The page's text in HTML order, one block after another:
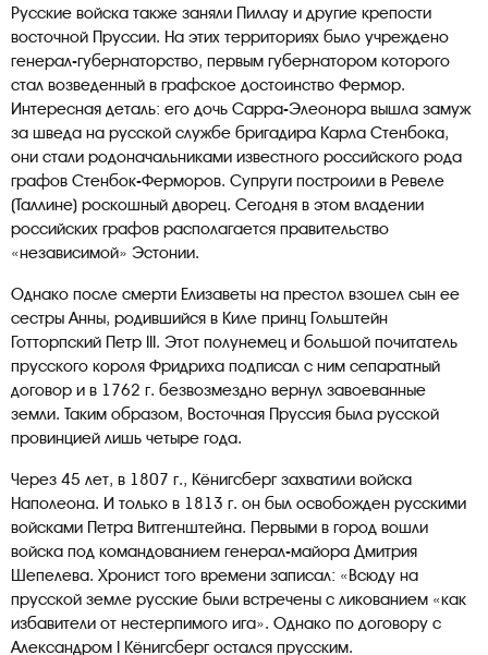
Русские войска также заняли Пиллау и другие крепости
восточной Пруссии. На этих территориях было учреждено
генерал-губернаторство, первым губернатором которого
стал возведенный в графское достоинство Фермор.
Интересная деталь: его дочь Сарра-Элеонора вышла замуж
за шведа на русской службе бригадира Карла Стенбока,
они стали родоначальниками известного российского рода
графов Стенбок-Ферморов. Супруги построили в Ревеле
(Таллине) роскошный дворец. Сегодня в этом владении
российских графов располагается правительство
«независимой» Эстонии.
Однако после смерти Елизаветы на престол взошел сын ее
сестры Анны, родившийся в Киле принц Гольштейн
Готторпский Петр III. Этот полунемец и большой почитатель
прусского короля Фридриха подписал с ним сепаратный
договор и в 1762 г. безвозмездно вернул завоеванные
земли. Таким образом, Восточная Пруссия была русской
провинцией лишь четыре года.
Через 45 лет, в 1807 г., Кёнигсберг захватили войска
Наполеона. И только в 1813 г. он был освобожден русскими
войсками Петра Витгенштейна. Первыми в город вошли
войска под командованием генерал-майора Дмитрия
Шепелева. Хронист того времени записал: «Всюду на
прусской земле русские были встречены с ликованием «как
избавители от нестерпимого ига». Однако по договору с
Александром I Кёнигсберг остался прусским.